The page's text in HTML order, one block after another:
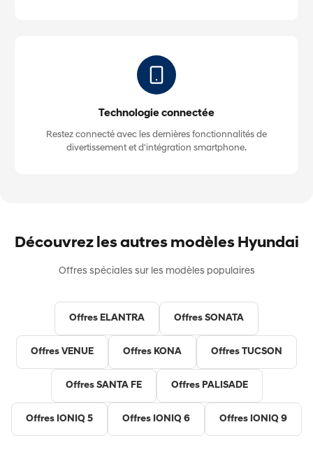
Technologie connectée
Restez connecté avec les dernières fonctionnalités de
divertissement et d'intégration smartphone.
Découvrez les autres modèles Hyundai
Offres spéciales sur les modèles populaires
Offres ELANTRA Offres SONATA
Offres VENUE Offres KONA Offres TUCSON
Offres SANTA FE Offres PALISADE
Offres IONIQ 5 Offres IONIQ 6 Offres IONIQ 9